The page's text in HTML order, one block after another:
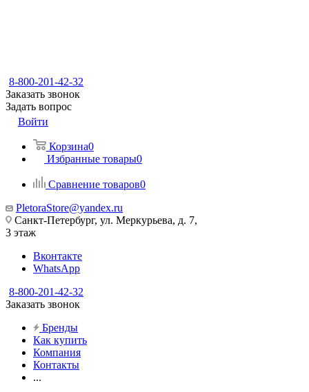
8-800-201-42-32
Заказать звонок
Задать вопрос
Войти
Корзина0
Избранные товары0
Сравнение товаров0
PletoraStore@yandex.ru
Санкт-Петербург, ул. Меркурьева, д. 7,
3 этаж
Вконтакте
WhatsApp
8-800-201-42-32
Заказать звонок
Бренды
Как купить
Компания
Контакты
...